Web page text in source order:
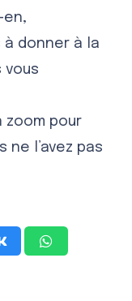
en,
à donner à la
vous
zoom pour
ne l’avez pas